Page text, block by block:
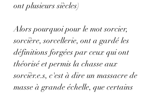
ont plusieurs siècles)
Alors pourquoi pour le mot sorcier,
sorcière, sorcellerie, ont a gardé les
définitions forgées par ceux qui ont
théorisé et permis la chasse aux
sorcièr.e.s, c'est à dire un massacre de
masse à grande échelle, que certains